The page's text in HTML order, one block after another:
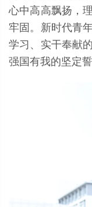
心中高高飘扬，
牢固。新时代青
学习、实干奉献
强国有我的坚定誓